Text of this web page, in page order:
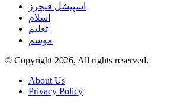
اسپیشل فیچرز
اسلام
تعلیم
موسم
© Copyright 2026, All rights reserved.
About Us
Privacy Policy